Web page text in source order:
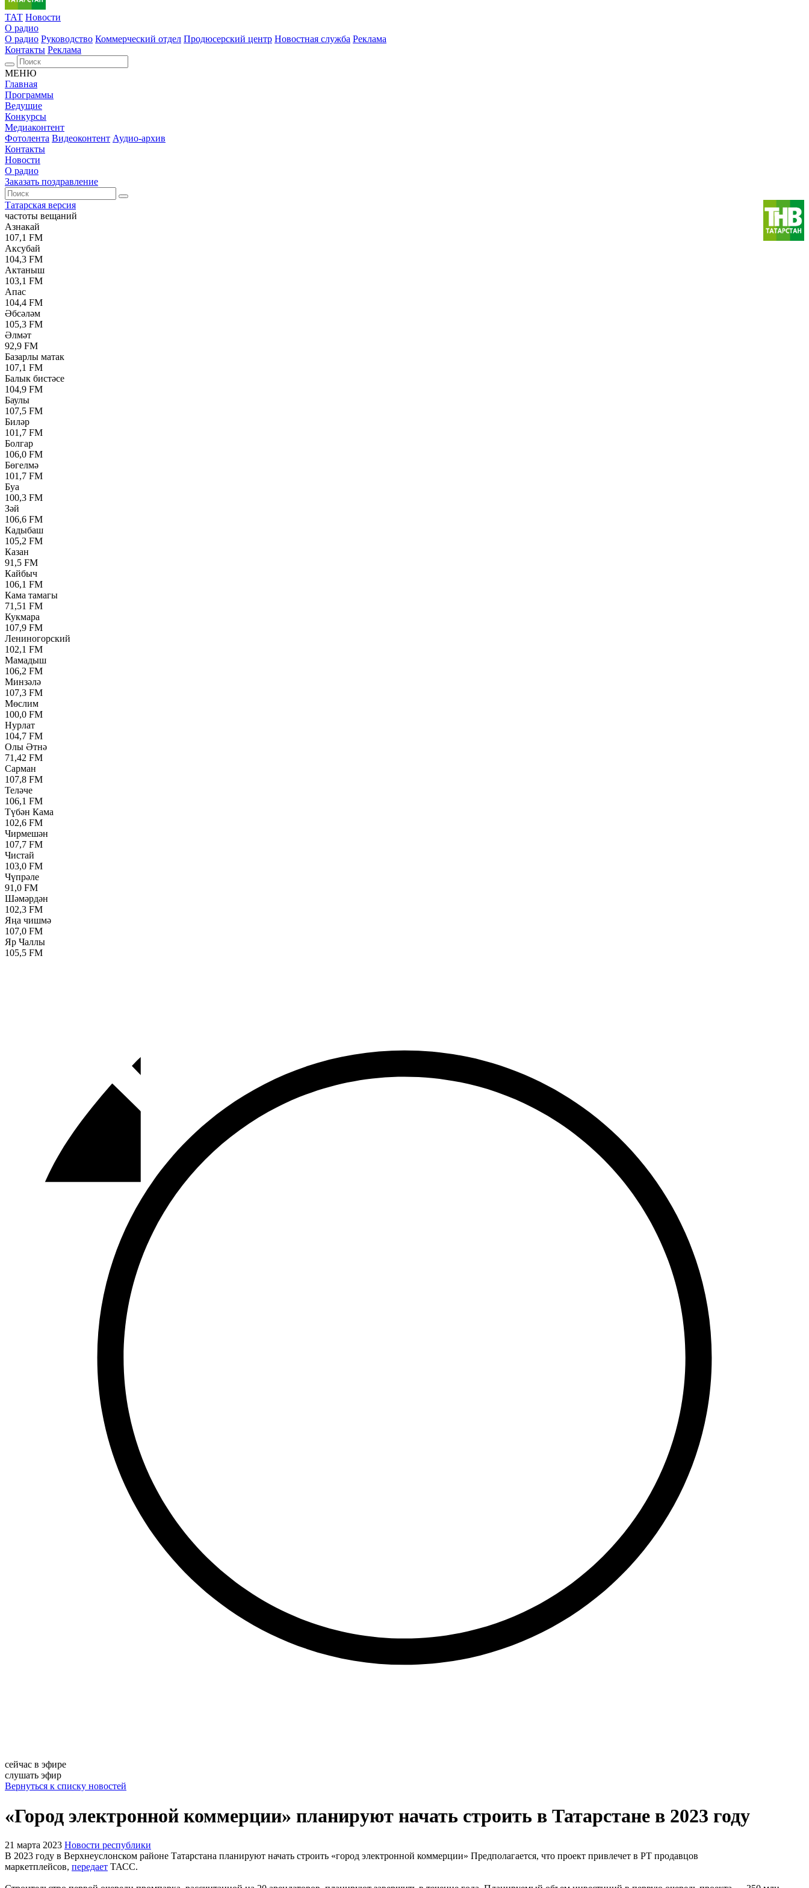
ТАТ Новости
О радио
О радио Руководство Коммерческий отдел Продюсерский центр Новостная служба Реклама
Контакты Реклама
МЕНЮ
Главная
Программы
Ведущие
Конкурсы
Медиаконтент
Фотолента Видеоконтент Аудио-архив
Контакты
Новости
О радио
Заказать поздравление
Татарская версия
частоты вещаний
Азнакай
107,1 FM
Аксубай
104,3 FM
Актаныш
103,1 FM
Апас
104,4 FM
Әбсәләм
105,3 FM
Әлмәт
92,9 FM
Базарлы матак
107,1 FM
Балык бистәсе
104,9 FM
Баулы
107,5 FM
Биләр
101,7 FM
Болгар
106,0 FM
Бөгелмә
101,7 FM
Буа
100,3 FM
Зәй
106,6 FM
Кадыбаш
105,2 FM
Казан
91,5 FM
Кайбыч
106,1 FM
Кама тамагы
71,51 FM
Кукмара
107,9 FM
Лениногорский
102,1 FM
Мамадыш
106,2 FM
Минзәлә
107,3 FM
Мөслим
100,0 FM
Нурлат
104,7 FM
Олы Әтнә
71,42 FM
Сарман
107,8 FM
Теләче
106,1 FM
Түбән Кама
102,6 FM
Чирмешән
107,7 FM
Чистай
103,0 FM
Чүпрәле
91,0 FM
Шәмәрдән
102,3 FM
Яңа чишмә
107,0 FM
Яр Чаллы
105,5 FM
сейчас в эфире
слушать эфир
Вернуться к списку новостей
«Город электронной коммерции» планируют начать строить в Татарстане в 2023 году
21 марта 2023 Новости республики
В 2023 году в Верхнеуслонском районе Татарстана планируют начать строить «город электронной коммерции» Предполагается, что проект привлечет в РТ продавцов
маркетплейсов, передает ТАСС.